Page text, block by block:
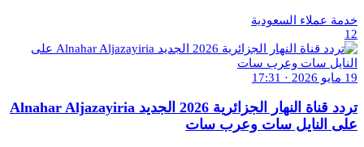
خدمة عملاء السعودية
12
19 مايو 2026 · 17:31
تردد قناة النهار الجزائرية 2026 الجديد Alnahar Aljazayiria
على النايل سات وعرب سات